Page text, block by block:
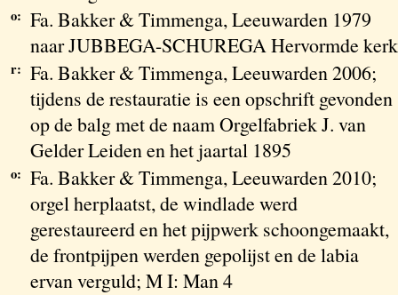
o: Fa. Bakker & Timmenga, Leeuwarden 1979
naar JUBBEGA-SCHUREGA Hervormde kerk
r: Fa. Bakker & Timmenga, Leeuwarden 2006;
tijdens de restauratie is een opschrift gevonden
op de balg met de naam Orgelfabriek J. van
Gelder Leiden en het jaartal 1895
o: Fa. Bakker & Timmenga, Leeuwarden 2010;
orgel herplaatst, de windlade werd
gerestaureerd en het pijpwerk schoongemaakt,
de frontpijpen werden gepolijst en de labia
ervan verguld; M I: Man 4